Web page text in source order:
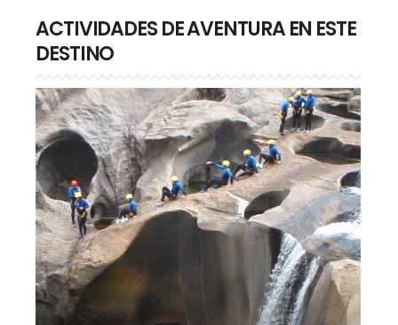
ACTIVIDADES DE AVENTURA EN ESTE
DESTINO